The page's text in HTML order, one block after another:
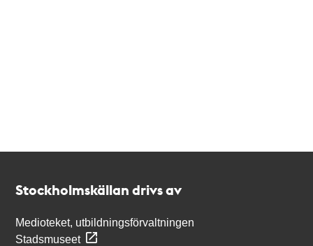
Stockholmskällan drivs av
Medioteket, utbildningsförvaltningen
Stadsmuseet